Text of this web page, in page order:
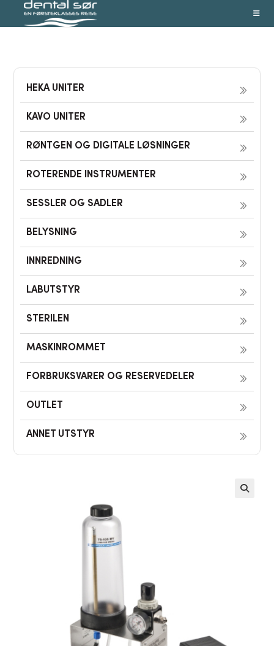
HEKA UNITER
KAVO UNITER
RØNTGEN OG DIGITALE LØSNINGER
ROTERENDE INSTRUMENTER
SESSLER OG SADLER
BELYSNING
INNREDNING
LABUTSTYR
STERILEN
MASKINROMMET
FORBRUKSVARER OG RESERVEDELER
OUTLET
ANNET UTSTYR